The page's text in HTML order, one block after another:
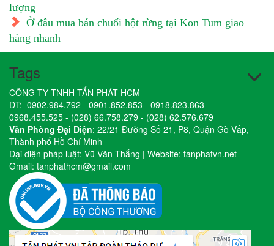
lượng
Ở đâu mua bán chuối hột rừng tại Kon Tum giao
hàng nhanh
Tags
CÔNG TY TNHH TẤN PHÁT HCM
ĐT: 0902.984.792 - 0901.852.853 - 0918.823.863 -
0968.455.525 - (028) 66.758.279 - (028) 62.576.679
Văn Phòng Đại Diện: 22/21 Đường Số 21, P8, Quận Gò Vấp,
Thành phố Hồ Chí Minh
Đại diện pháp luật: Vũ Văn Thắng | Website: tanphatvn.net
Gmail: tanphathcm@gmail.com